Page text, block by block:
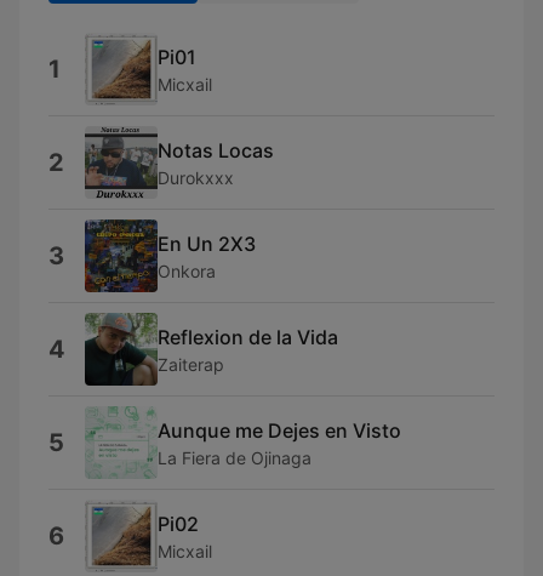
1 Pi01
Micxail
2 Notas Locas
Durokxxx
3 En Un 2X3
Onkora
4 Reflexion de la Vida
Zaiterap
5 Aunque me Dejes en Visto
La Fiera de Ojinaga
6 Pi02
Micxail